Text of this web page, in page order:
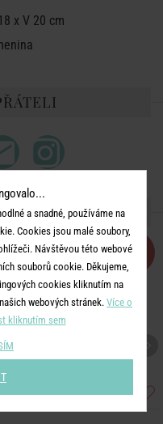
x V 20 cm
ZE SÉRIE
-30
a snadné, používáme na
Cookies jsou malé soubory,
Návštěvou této webové
souborů cookie. Děkujeme,
cookies kliknutím na
webových stránek. Více o
kliknutím sem